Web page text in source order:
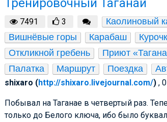
Тренировочный Таганай
7491 3 Каолиновый
Вишнёвые горы
Карабаш
Откликной гребень
Приют
Палатка
Маршрут Поездка
shixaro (http://shixaro.livejournal.com/) ,
Побывал на Таганае в четвертый раз.
только до Белого ключа, ибо было